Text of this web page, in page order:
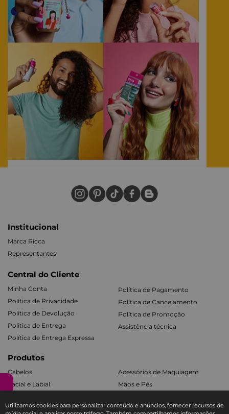
Utilizamos cookies para personalizar conteúdo e anúncios, fornecer recursos de
Institucional
Marca Ricca
Representantes
Central do Cliente
Minha Conta
Política de Privacidade
Política de Devolução
Politica de Entrega
Política de Entrega Expressa
Política de Pagamento
Política de Cancelamento
Política de Promoção
Assistência técnica
Produtos
Cabelos
Facial e Labial
Acessórios de Maquiagem
Mãos e Pés